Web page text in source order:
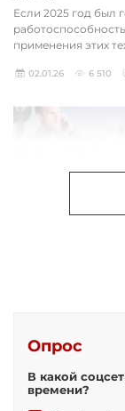
Если 2025 год был
применения этих
02.01.26 6 510
Опрос
В какой
времени?